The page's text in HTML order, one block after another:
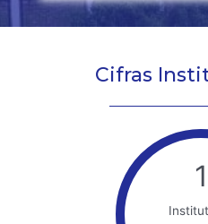
Cifras
1